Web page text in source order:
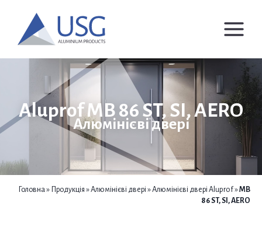
вмісту
Aluprof MB 86 ST, SI, AERO
Алюмінієві двері
Головна» Продукція »Алюмінієві двері »Алюмінієві двері Aluprof»MB
86 ST, SI, AERO